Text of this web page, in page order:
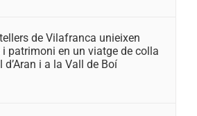
de Vilafranca unieixen
patrimoni en un viatge de colla
d’Aran i a la Vall de Boí